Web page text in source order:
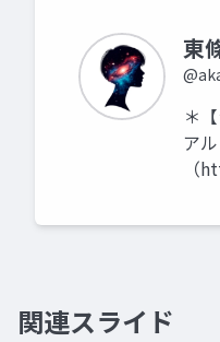
東
＊
ア
（
関連スライド